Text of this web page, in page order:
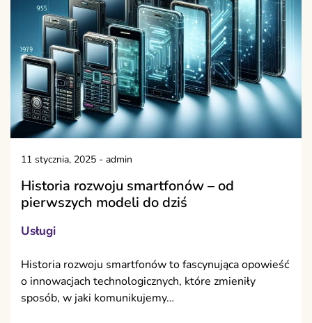
11 stycznia, 2025 - admin
Historia rozwoju smartfonów – od
pierwszych modeli do dziś
Usługi
Historia rozwoju smartfonów to fascynująca opowieść
o innowacjach technologicznych, które zmieniły
sposób, w jaki komunikujemy…